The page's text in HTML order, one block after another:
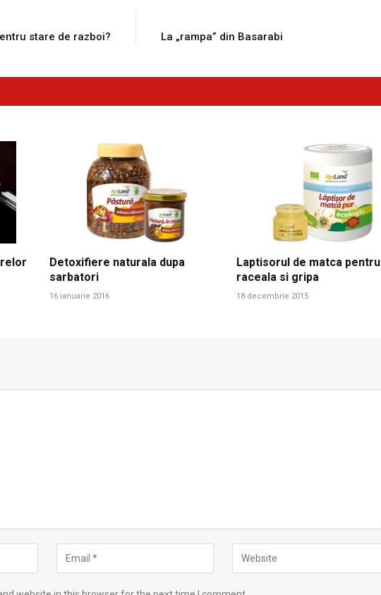
stare de razboi? La „rampa” din Basarabi
Detoxifiere naturala dupa
sarbatori
16 ianuarie 2016
Laptisorul de matca pentru
raceala si gripa
18 decembrie 2015